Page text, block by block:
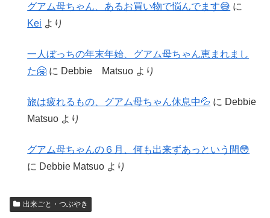
グアム母ちゃん、あるお買い物で悩んでます😅 に
Kei より
一人ぼっちの年末年始、グアム母ちゃん恵まれまし
た🤗 に Debbie Matsuo より
旅は疲れるもの、グアム母ちゃん休息中💦 に Debbie
Matsuo より
グアム母ちゃんの６月、何も出来ずあっという間😳
に Debbie Matsuo より
出来ごと・つぶやき